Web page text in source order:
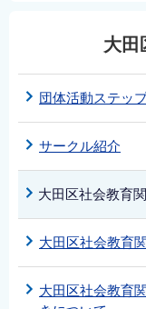
大田
団体活動ステッ
サークル紹介
大田区社会教育
大田区社会教育
大田区社会教育